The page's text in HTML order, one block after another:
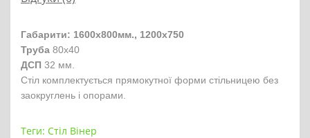
Габарити: 1600х800мм., 1200х750
Труба 80х40
ДСП 32 мм.
Стіл комплектується прямокутної форми стільницею без
заокруглень і опорами.
Теги: Стіл Вінер